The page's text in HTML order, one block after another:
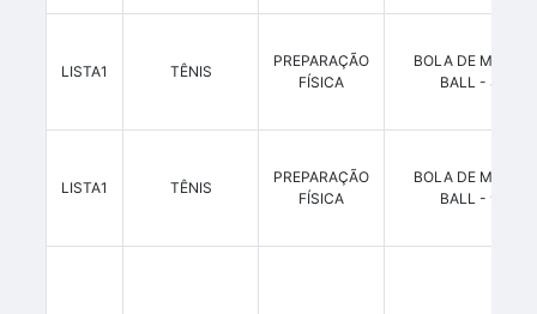
LISTA1 TÊNIS
PREPARAÇÃO
FÍSICA
BOLA DE
BALL - 8 KG
LISTA1 TÊNIS
PREPARAÇÃO
FÍSICA
BOLA DE
BALL - 9 KG